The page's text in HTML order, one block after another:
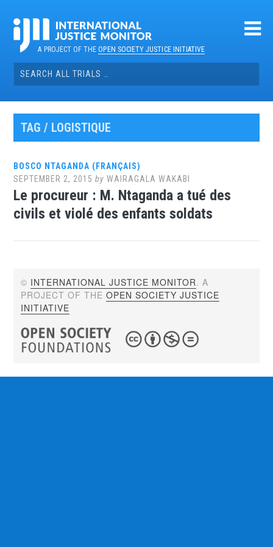
contentA PROJECT OF THEOPEN SOCIETY JUSTICE INITIATIVE
Search
for:
TAG / LOGISTIQUE
BOSCO NTAGANDA (FRANÇAIS)
SEPTEMBER 2, 2015 byWAIRAGALA WAKABI
Le procureur : M. Ntaganda a tué des
civils et violé des enfants soldats
© INTERNATIONAL JUSTICE MONITOR. A
PROJECT OF THEOPEN SOCIETY JUSTICE
INITIATIVE